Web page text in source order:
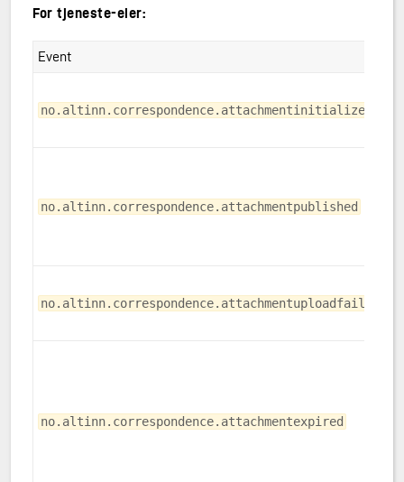
For tjeneste-eier:
Event
no.altinn.correspondence.attachmentinitialized
no.altinn.correspondence.attachmentpublished
no.altinn.correspondence.attachmentuploadfailed
no.altinn.correspondence.attachmentexpired